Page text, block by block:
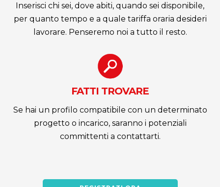
Inserisci chi sei, dove abiti, quando sei disponibile,
per quanto tempo e a quale tariffa oraria desideri
lavorare. Penseremo noi a tutto il resto.
FATTI TROVARE
Se hai un profilo compatibile con un determinato
progetto o incarico, saranno i potenziali
committenti a contattarti.